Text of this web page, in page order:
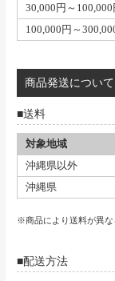
30,000円～
100,000円～
商品発送について
送料
対象地域
沖縄県以外
沖縄県
※商品により送料が異な
配送方法